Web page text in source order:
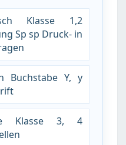
Klasse 1,2
Sp sp Druck- in
Buchstabe Y, y
Klasse 3, 4